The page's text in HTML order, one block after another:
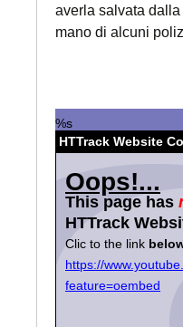
averla salvata dalla
mano di alcuni